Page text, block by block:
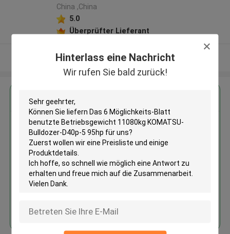
Hinterlass eine Nachricht
Wir rufen Sie bald zurück!
China ,China
5.0
Überprüfter Lieferant
Sehen Sie mehr an
Erhalten Sie den besten Preis für
Das 6 Möglichkeits-Blatt
benutzte Betriebsgewicht
D40p-5 95hp